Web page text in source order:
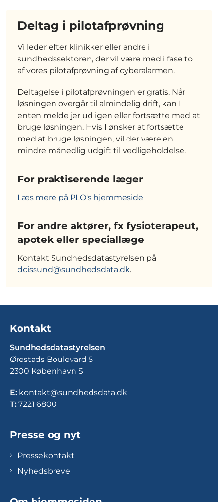
Deltag i pilotafprøvning
Vi leder efter klinikker eller andre i
sundhedssektoren, der vil være med i fase to
af vores pilotafprøvning af cyberalarmen.
Deltagelse i pilotafprøvningen er gratis. Når
løsningen overgår til almindelig drift, kan I
enten melde jer ud igen eller fortsætte med at
bruge løsningen. Hvis I ønsker at fortsætte
med at bruge løsningen, vil der være en
mindre månedlig udgift til vedligeholdelse.
For praktiserende læger
Læs mere på PLO's hjemmeside
For andre aktører, fx fysioterapeut,
apotek eller speciallæge
Kontakt Sundhedsdatastyrelsen på
dcissund@sundhedsdata.dk.
Kontakt
Sundhedsdatastyrelsen
Ørestads Boulevard 5
2300 København S
E: kontakt@sundhedsdata.dk
T: 7221 6800
Presse og nyt
Pressekontakt
Nyhedsbreve